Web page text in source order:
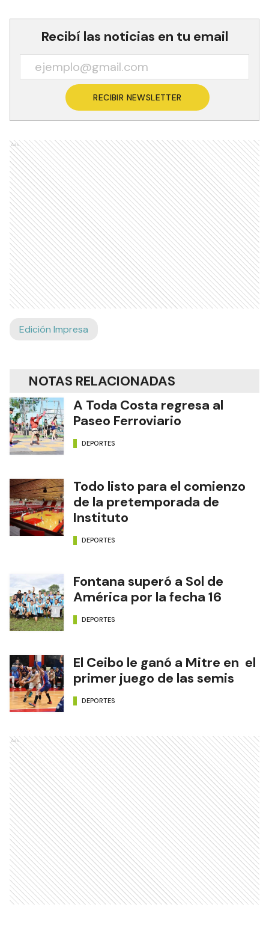
Recibí las noticias en tu email
RECIBIR NEWSLETTER
Ads
Edición Impresa
NOTAS RELACIONADAS
A Toda Costa regresa al
Paseo Ferroviario
DEPORTES
Todo listo para el comienzo
de la pretemporada de
Instituto
DEPORTES
Fontana superó a Sol de
América por la fecha 16
DEPORTES
El Ceibo le ganó a Mitre en el
primer juego de las semis
DEPORTES
Ads